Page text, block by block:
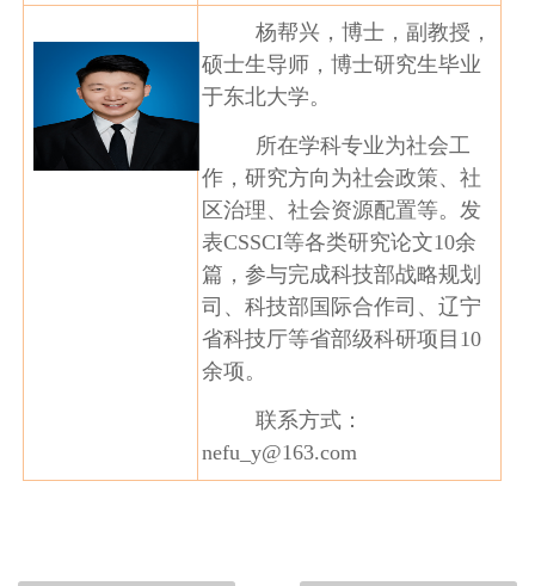
杨帮兴，博士，副教授，
硕士生导师，博士研究生毕业
于东北大学。
所在学科专业为社会工
作，研究方向为社会政策、社
区治理、社会资源配置等。发
表CSSCI等各类研究论文10余
篇，参与完成科技部战略规划
司、科技部国际合作司、辽宁
省科技厅等省部级科研项目10
余项。
联系方式：
nefu_y@163.com